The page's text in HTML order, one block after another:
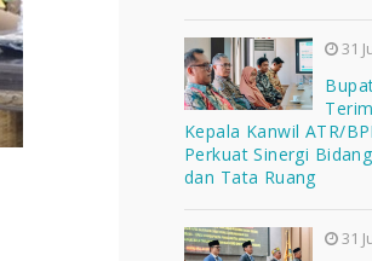
31
Kepala Kanwil ATR/
Perkuat Sinergi
dan Tata Ruang
31